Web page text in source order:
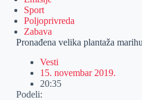
Sport
Poljoprivreda
Zabava
Pronađena velika plantaža
Vesti
15. novembar 2019.
20:35
Podeli: